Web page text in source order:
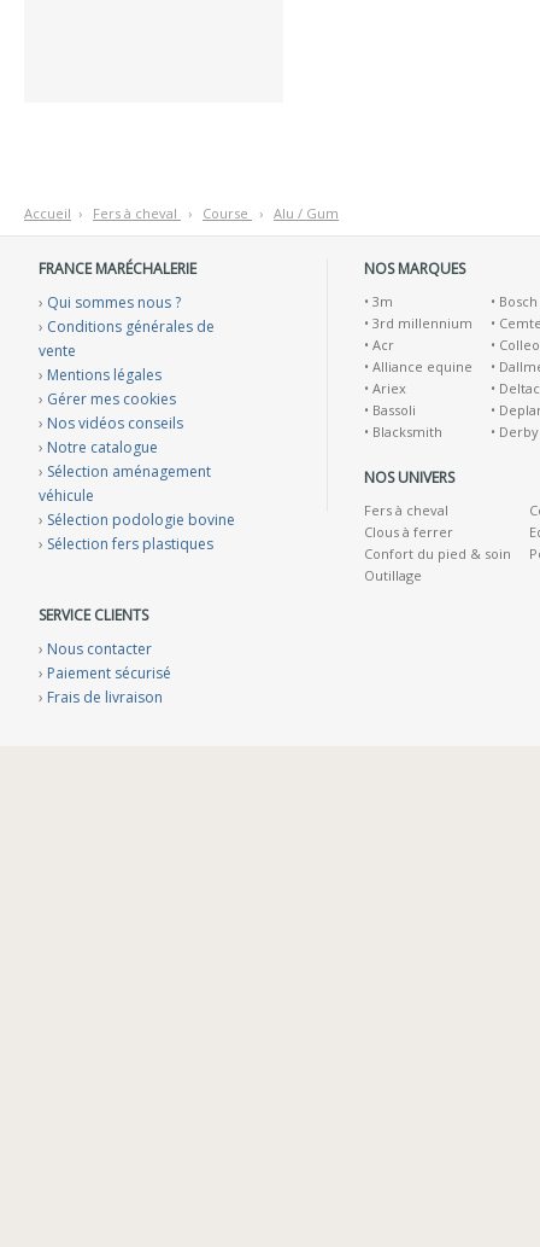
Accueil › Fers à cheval › Course › Alu / Gum
FRANCE MARÉCHALERIE
› Qui sommes nous ?
› Conditions générales de
vente
› Mentions légales
› Gérer mes cookies
› Nos vidéos conseils
› Notre catalogue
› Sélection aménagement
véhicule
› Sélection podologie bovine
› Sélection fers plastiques
SERVICE CLIENTS
› Nous contacter
› Paiement sécurisé
› Frais de livraison
NOS MARQUES
• 3m
• 3rd millennium
• Acr
• Alliance equine
• Ariex
• Bassoli
• Blacksmith
• Bosch
•
•
•
•
•
• Derby
NOS UNIVERS
Fers à cheval
Clous à ferrer
Confort du pied & soin
Outillage